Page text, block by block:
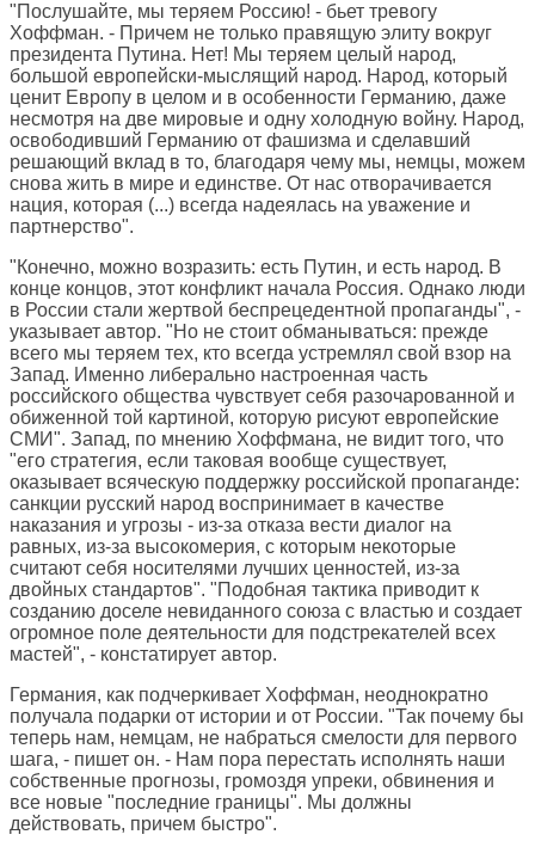
"Послушайте, мы теряем Россию! - бьет тревогу
Хоффман. - Причем не только правящую элиту вокруг
президента Путина. Нет! Мы теряем целый народ,
большой европейски-мыслящий народ. Народ, который
ценит Европу в целом и в особенности Германию, даже
несмотря на две мировые и одну холодную войну. Народ,
освободивший Германию от фашизма и сделавший
решающий вклад в то, благодаря чему мы, немцы, можем
снова жить в мире и единстве. От нас отворачивается
нация, которая (...) всегда надеялась на уважение и
партнерство".
"Конечно, можно возразить: есть Путин, и есть народ. В
конце концов, этот конфликт начала Россия. Однако люди
в России стали жертвой беспрецедентной пропаганды", -
указывает автор. "Но не стоит обманываться: прежде
всего мы теряем тех, кто всегда устремлял свой взор на
Запад. Именно либерально настроенная часть
российского общества чувствует себя разочарованной и
обиженной той картиной, которую рисуют европейские
СМИ". Запад, по мнению Хоффмана, не видит того, что
"его стратегия, если таковая вообще существует,
оказывает всяческую поддержку российской пропаганде:
санкции русский народ воспринимает в качестве
наказания и угрозы - из-за отказа вести диалог на
равных, из-за высокомерия, с которым некоторые
считают себя носителями лучших ценностей, из-за
двойных стандартов". "Подобная тактика приводит к
созданию доселе невиданного союза с властью и создает
огромное поле деятельности для подстрекателей всех
мастей", - констатирует автор.
Германия, как подчеркивает Хоффман, неоднократно
получала подарки от истории и от России. "Так почему бы
теперь нам, немцам, не набраться смелости для первого
шага, - пишет он. - Нам пора перестать исполнять наши
собственные прогнозы, громоздя упреки, обвинения и
все новые "последние границы". Мы должны
действовать, причем быстро".